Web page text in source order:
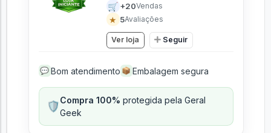
🛒 +20Vendas
★ 5Avaliações
Ver loja Seguir
💬 Bom atendimento 📦 Embalagem segura
🛡️Compra 100% protegida pela Geral
Geek